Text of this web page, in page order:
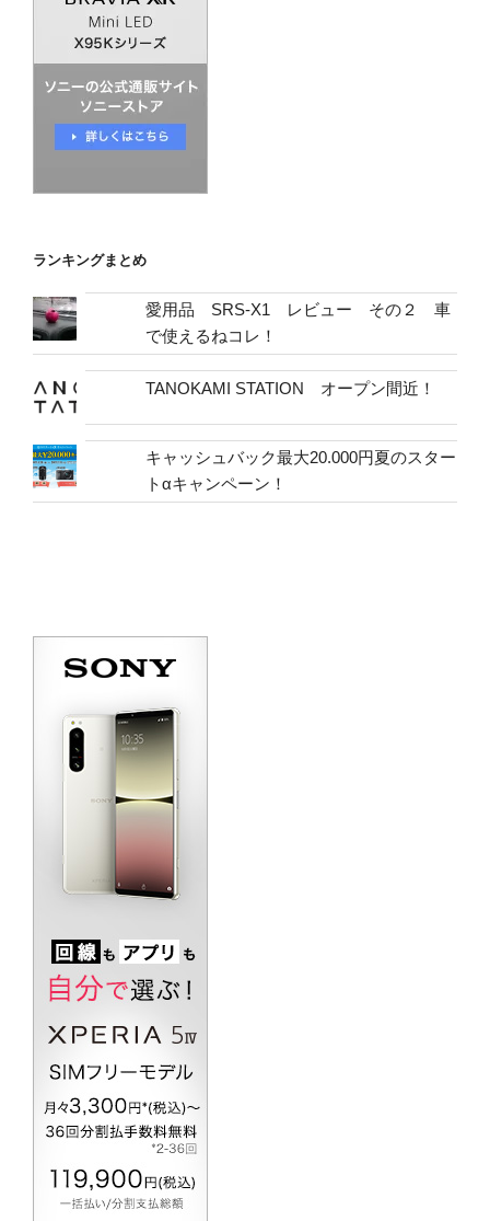
ランキングまとめ
愛用品 SRS-X1 レビュー その２ 車
で使えるねコレ！
TANOKAMI STATION オープン間近！
キャッシュバック最大20.000円夏のスター
トαキャンペーン！